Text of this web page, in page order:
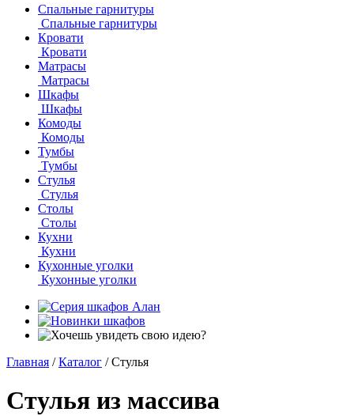
Спальные гарнитуры
Спальные гарнитуры
Кровати
Кровати
Матрасы
Матрасы
Шкафы
Шкафы
Комоды
Комоды
Тумбы
Тумбы
Стулья
Стулья
Столы
Столы
Кухни
Кухни
Кухонные уголки
Кухонные уголки
Главная / Каталог / Стулья
Стулья из массива